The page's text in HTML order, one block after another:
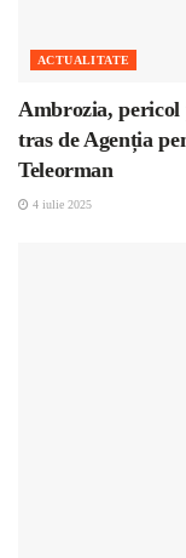
ACTUALITATE
Ambrozia, pericol
tras de Agenția
Teleorman
4 iulie 2025